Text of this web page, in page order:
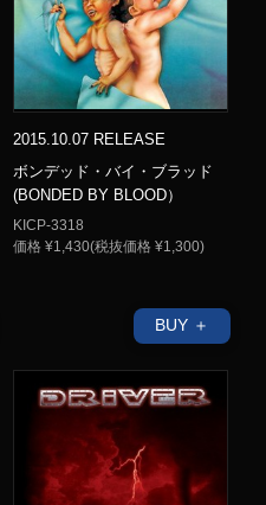
2015.10.07 RELEASE
ボンデッド・バイ・ブラッド
(BONDED BY BLOOD）
KICP-3318
価格 ¥1,430(税抜価格 ¥1,300)
BUY ＋